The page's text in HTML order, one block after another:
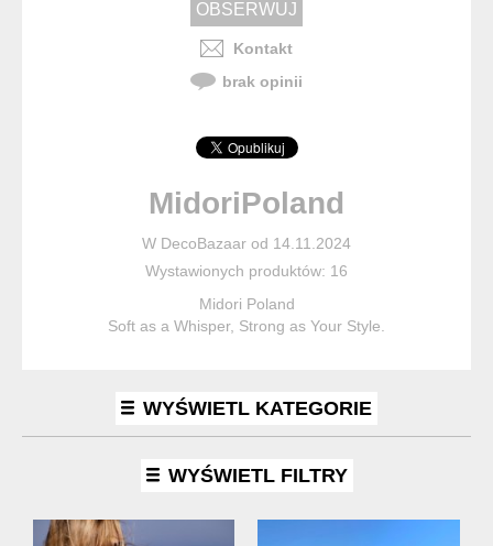
Kontakt
brak opinii
MidoriPoland
W DecoBazaar od 14.11.2024
Wystawionych produktów: 16
Midori Poland
Soft as a Whisper, Strong as Your Style.
WYŚWIETL KATEGORIE
WYŚWIETL FILTRY